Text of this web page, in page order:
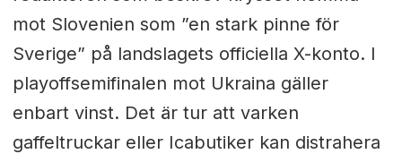
mot Slovenien som ”en stark pinne för
Sverige” på landslagets officiella X-konto. I
playoffsemifinalen mot Ukraina gäller
enbart vinst. Det är tur att varken
gaffeltruckar eller Icabutiker kan distrahera